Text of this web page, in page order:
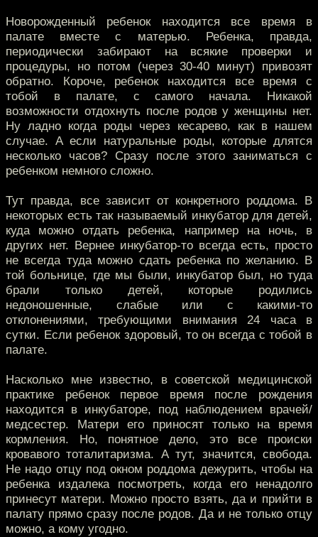
Новорожденный ребенок находится все время в
палате вместе с матерью. Ребенка, правда,
периодически забирают на всякие проверки и
процедуры, но потом (через 30-40 минут) привозят
обратно. Короче, ребенок находится все время с
тобой в палате, с самого начала. Никакой
возможности отдохнуть после родов у женщины нет.
Ну ладно когда роды через кесарево, как в нашем
случае. А если натуральные роды, которые длятся
несколько часов? Сразу после этого заниматься с
ребенком немного сложно.
Тут правда, все зависит от конкретного роддома. В
некоторых есть так называемый инкубатор для детей,
куда можно отдать ребенка, например на ночь, в
других нет. Вернее инкубатор-то всегда есть, просто
не всегда туда можно сдать ребенка по желанию. В
той больнице, где мы были, инкубатор был, но туда
брали только детей, которые родились
недоношенные, слабые или с какими-то
отклонениями, требующими внимания 24 часа в
сутки. Если ребенок здоровый, то он всегда с тобой в
палате.
Насколько мне известно, в советской медицинской
практике ребенок первое время после рождения
находится в инкубаторе, под наблюдением врачей/
медсестер. Матери его приносят только на время
кормления. Но, понятное дело, это все происки
кровавого тоталитаризма. А тут, значится, свобода.
Не надо отцу под окном роддома дежурить, чтобы на
ребенка издалека посмотреть, когда его ненадолго
принесут матери. Можно просто взять, да и прийти в
палату прямо сразу после родов. Да и не только отцу
можно, а кому угодно.